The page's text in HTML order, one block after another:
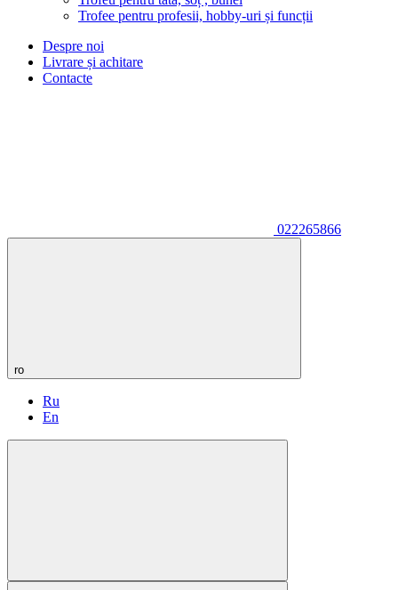
Trofee pentru profesii, hobby-uri și funcții
Despre noi
Livrare și achitare
Contacte
022265866
ro
Ru
En